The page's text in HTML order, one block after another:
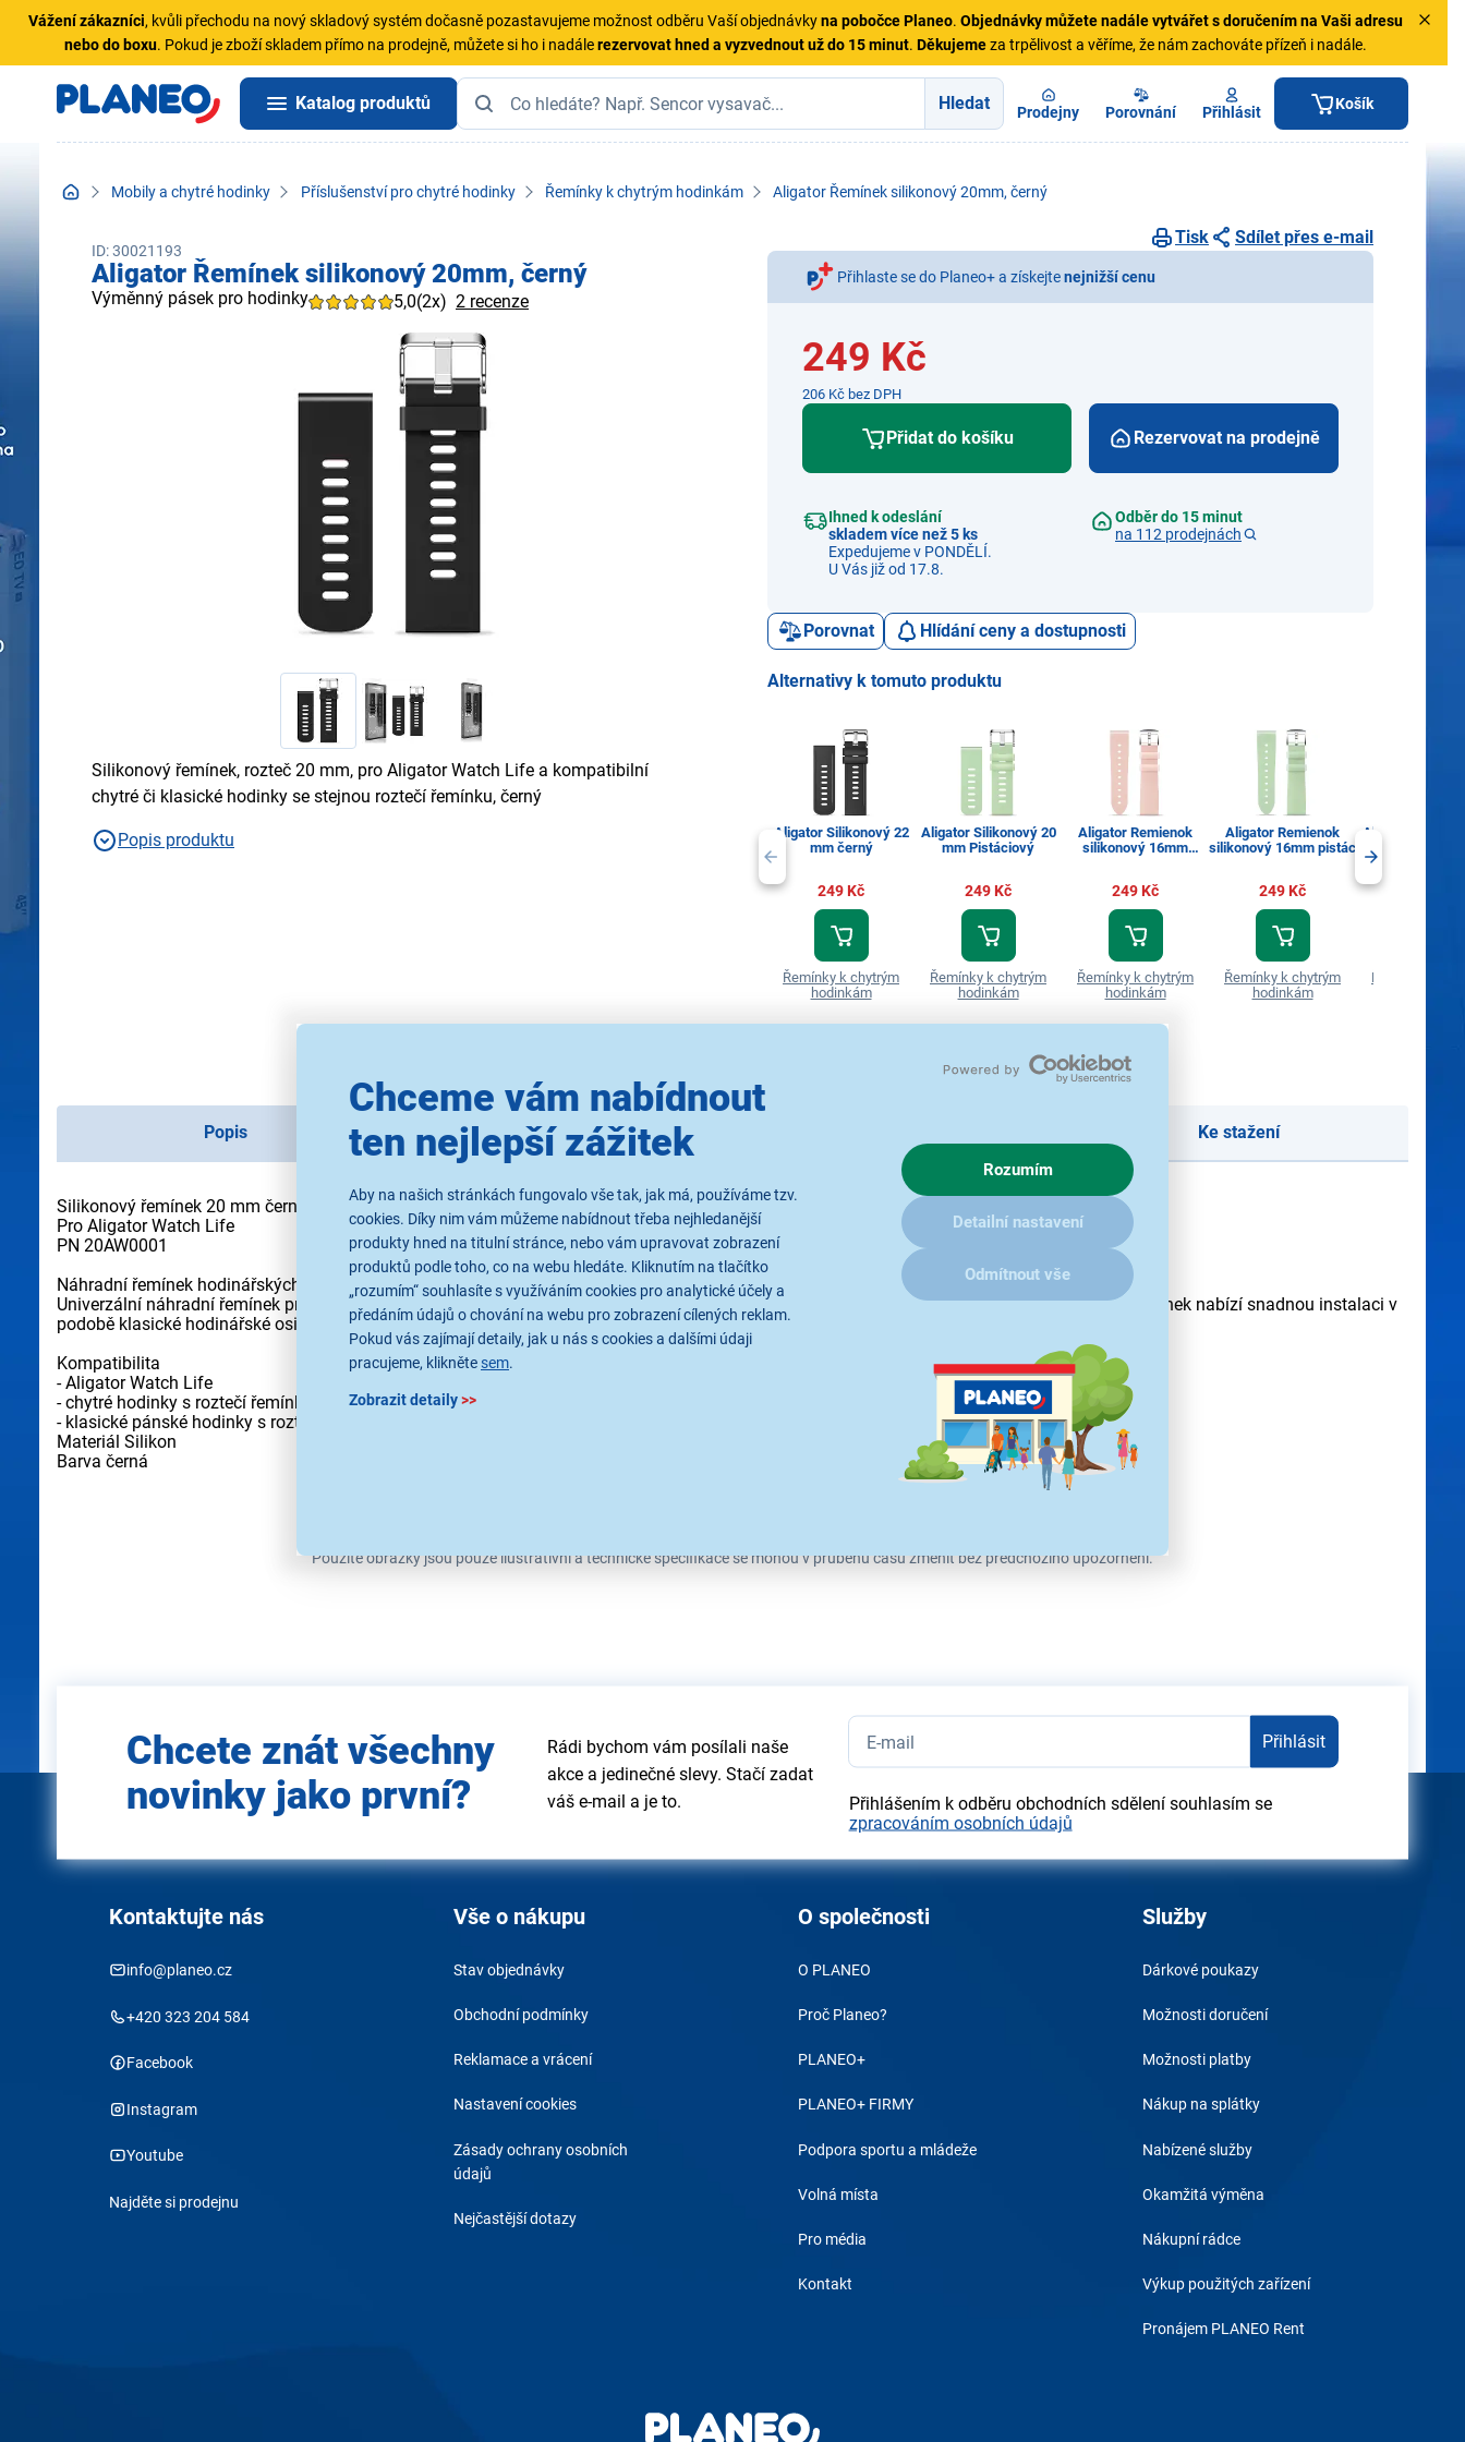
Chceme vám nabídnout
ten nejlepší zážitek
Aby na našich stránkách fungovalo vše tak, jak má, používáme tzv.
cookies. Díky nim vám můžeme nabídnout třeba nejhledanější
produkty hned na titulní stránce, nebo vám upravovat zobrazení
produktů podle toho, co na webu hledáte. Kliknutím na tlačítko
„rozumím“ souhlasíte s využíváním cookies pro analytické účely a
předáním údajů o chování na webu pro zobrazení cílených reklam.
Pokud vás zajímají detaily, jak u nás s cookies a dalšími údaji
pracujeme, klikněte sem.
Zobrazit detaily>>
Rozumím
Detailní nastavení
Odmítnout vše
Vážení zákazníci, kvůli přechodu na nový skladový systém dočasně pozastavujeme možnost odběru Vaší objednávkyna pobočce Planeo. Objednávkymůžete nadále vytvářet s doručením na Vaši adresu
nebo do boxu. Pokud je zboží skladem přímo na prodejně, můžete si ho i nadálerezervovat hned a vyzvednout už do 15 minut. Děkujemeza trpělivost a věříme, že nám zachováte přízeň i nadále.
Katalog produktů Hledat Prodejny Porovnání Přihlásit Košík
Mobily a chytré hodinky Příslušenství pro chytré hodinky Řemínky k chytrým hodinkám Aligator Řemínek silikonový 20mm, černý
ID: 30021193
Aligator Řemínek silikonový 20mm, černý
Výměnný pásek pro hodinky 5,0(2x) 2 recenze
Silikonový řemínek, rozteč 20 mm, pro Aligator Watch Life a kompatibilní
chytré či klasické hodinky se stejnou roztečí řemínku, černý
Popis produktu
Tisk Sdílet přes e-mail
Přihlaste se do Planeo+ a získejtenejnižší cenu
249 Kč
206 Kč bez DPH
Přidat do košíku
Ihned k odeslání
skladem více než 5 ks
Expedujeme v PONDĚLÍ.
U Vás již od 17.8.
Rezervovat na prodejně
Odběr do 15 minut
na 112 prodejnách
Porovnat Hlídání ceny a dostupnosti
Alternativy k tomuto produktu
Aligator Silikonový 22
mm černý
249 Kč
Řemínky k chytrým
hodinkám
Aligator Silikonový 20
mm Pistáciový
249 Kč
Řemínky k chytrým
hodinkám
Aligator Remienok
silikonový 16mm
249 Kč
Řemínky k chytrým
hodinkám
Aligator Remienok
silikonový 16mm pistác
249 Kč
Řemínky k chytrým
hodinkám
Aligator
Řemínky k
Popis Parametry Ke stažení
Silikonový řemínek 20 mm černý
Pro Aligator Watch Life
PN 20AW0001
Náhradní řemínek hodinářských roztečí!
Univerzální náhradní řemínek pro chytré hodinky Aligator Watch Life nebo pro jakékoliv chytré či klasické hodinky s roztečí řemínku 20 mm. Řemínek nabízí snadnou instalaci v
podobě klasické hodinářské osičky.
Kompatibilita
- Aligator Watch Life
- chytré hodinky s roztečí řemínku 20 mm
- klasické pánské hodinky s roztečí řemínku 20 mm
Materiál Silikon
Barva černá
Použité obrázky jsou pouze ilustrativní a technické specifikace se mohou v průběhu času změnit bez předchozího upozornění.
e-mail
Chcete znát všechny
novinky jako první?
Rádi bychom vám posílali naše
akce a jedinečné slevy. Stačí zadat
váš e-mail a je to.
Přihlásit
Přihlášením k odběru obchodních sdělení souhlasím se
zpracováním osobních údajů
Kontaktujte nás
info@planeo.cz
+420 323 204 584
Facebook
Instagram
Youtube
Najděte si prodejnu
Vše o nákupu
Stav objednávky
Obchodní podmínky
Reklamace a vrácení
Nastavení cookies
Zásady ochrany osobních
údajů
Nejčastější dotazy
O společnosti
O PLANEO
Proč Planeo?
PLANEO+
PLANEO+ FIRMY
Podpora sportu a mládeže
Volná místa
Pro média
Kontakt
Služby
Dárkové poukazy
Možnosti doručení
Možnosti platby
Nákup na splátky
Nabízené služby
Okamžitá výměna
Nákupní rádce
Výkup použitých zařízení
Pronájem PLANEO Rent